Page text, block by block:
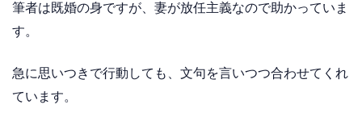
筆者は既婚の身ですが、妻が放任主義なので助かっていま
す。
急に思いつきで行動しても、文句を言いつつ合わせてくれ
ています。